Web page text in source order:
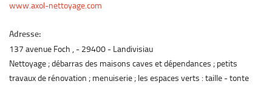
www.axol-nettoyage.com
Adresse:
137 avenue Foch , 29400
Landivisiau
Nettoyage ; débarras des maisons caves et dépendances ; petits
travaux de rénovation ; menuiserie ; les espaces verts : taille - tonte